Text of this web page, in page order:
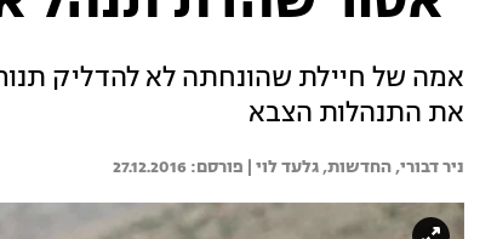
אמה של חיילת שהונחתה לא להדליק
את התנהלות הצבא
ניר דבורי, החדשות, גלעד לוי | 27.12.2016